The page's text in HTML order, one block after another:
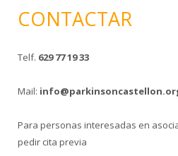
CONTACTAR
Telf. 629 77 19 33
Mail:
Para personas interesadas en
pedir cita previa